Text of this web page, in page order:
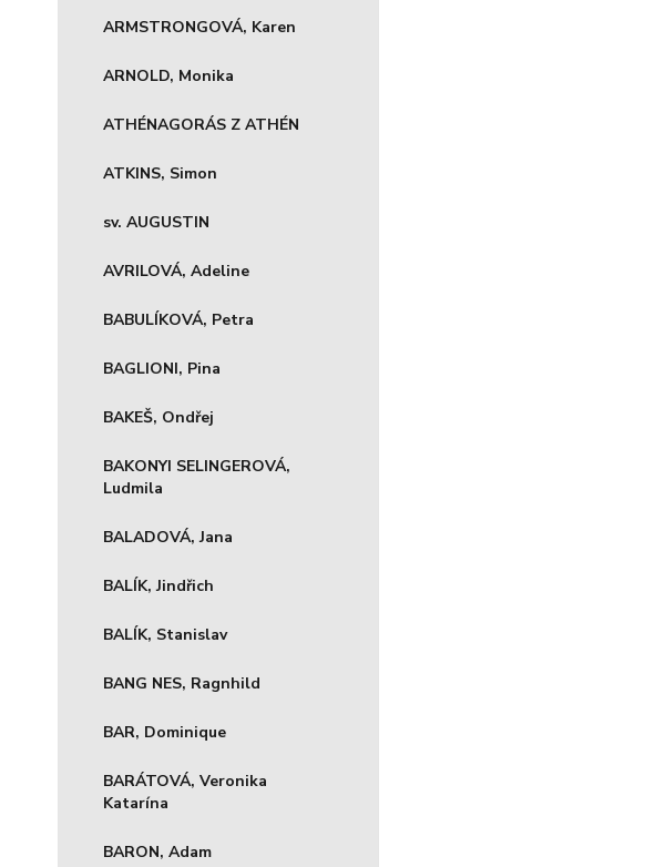
ARMSTRONGOVÁ, Karen
ARNOLD, Monika
ATHÉNAGORÁS Z ATHÉN
ATKINS, Simon
sv. AUGUSTIN
AVRILOVÁ, Adeline
BABULÍKOVÁ, Petra
BAGLIONI, Pina
BAKEŠ, Ondřej
BAKONYI SELINGEROVÁ,
Ludmila
BALADOVÁ, Jana
BALÍK, Jindřich
BALÍK, Stanislav
BANG NES, Ragnhild
BAR, Dominique
BARÁTOVÁ, Veronika
Katarína
BARON, Adam